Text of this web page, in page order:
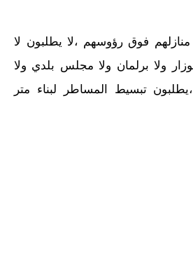
فوق رؤوسهم ،لا يطلبون لا
ولا برلمان ولا مجلس بلدي ولا
تبسيط المساطر لبناء متر